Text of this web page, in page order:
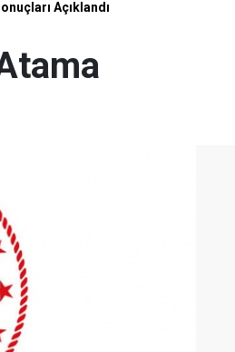
Açıklandı